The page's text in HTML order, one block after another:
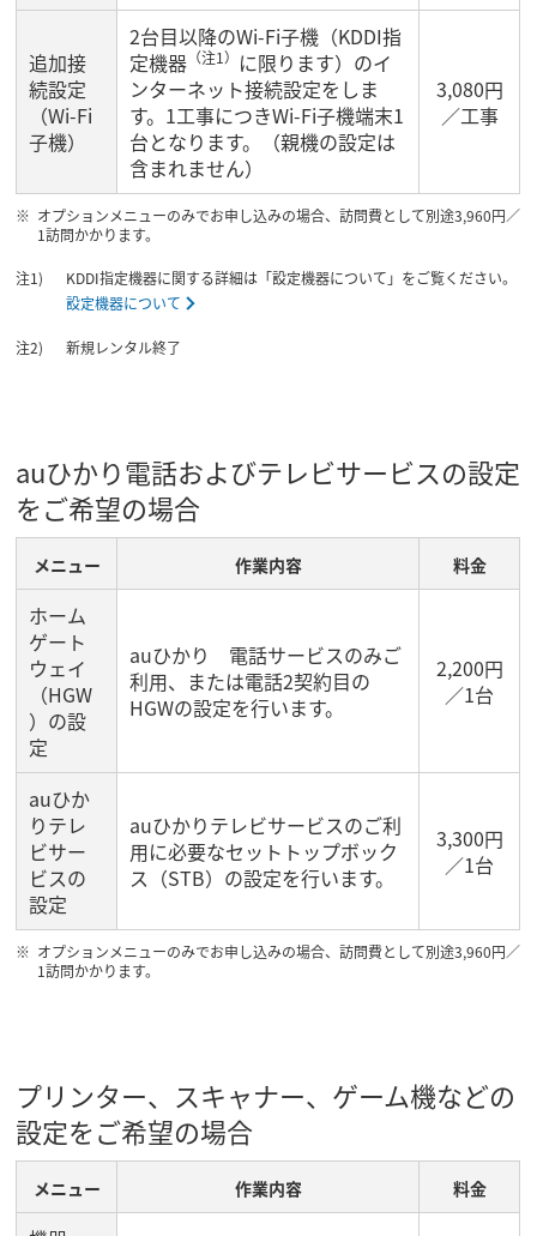
追加接
続設定
（Wi-Fi
子機）
2台目以降のWi-Fi子機（KDDI指
定機器 （注1） に限ります）のイ
ンターネット接続設定をしま
す。1工事につきWi-Fi子機端末1
台となります。（親機の設定は
含まれません）
3,080円
／工事
オプションメニューのみでお申し込みの場合、訪問費として別途3,960円／
1訪問かかります。
KDDI指定機器に関する詳細は「設定機器について」をご覧ください。
設定機器について
新規レンタル終了
auひかり電話およびテレビサービスの設定
をご希望の場合
メニュー 作業内容 料金
ホーム
ゲート
ウェイ
（HGW
）の設
定
auひかり 電話サービスのみご
利用、または電話2契約目の
HGWの設定を行います。
2,200円
／1台
auひか
りテレ
ビサー
ビスの
設定
auひかりテレビサービスのご利
用に必要なセットトップボック
ス（STB）の設定を行います。
3,300円
／1台
オプションメニューのみでお申し込みの場合、訪問費として別途3,960円／
1訪問かかります。
プリンター、スキャナー、ゲーム機などの
設定をご希望の場合
メニュー 作業内容 料金